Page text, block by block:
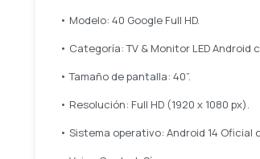
• Modelo: 40 Google Full HD.
• Categoría: TV & Monitor LED
• Tamaño de pantalla: 40”.
• Resolución: Full HD (1920 x 1080 px).
• Sistema operativo: Android 14 Oficial